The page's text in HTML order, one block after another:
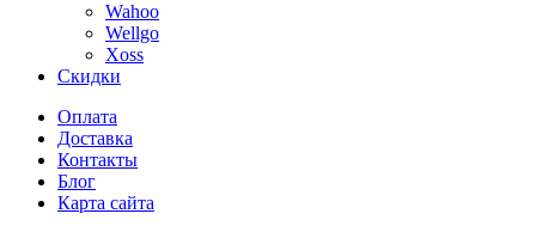
Wahoo
Wellgo
Xoss
Скидки
Оплата
Доставка
Контакты
Блог
Карта сайта